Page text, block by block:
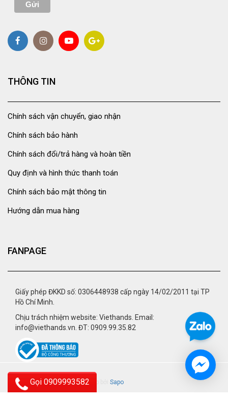
THÔNG TIN
Chính sách vận chuyển, giao nhận
Chính sách bảo hành
Chính sách đổi/trả hàng và hoàn tiền
Quy định và hình thức thanh toán
Chính sách bảo mật thông tin
Hướng dẫn mua hàng
FANPAGE
Giấy phép ĐKKD số: 0306448938 cấp ngày 14/02/2011 tại TP
Hồ Chí Minh.
Chịu trách nhiệm website: Viethands. Email:
info@viethands.vn. ĐT: 0909.99.35.82
© 2015 - viethands.vn.Cung cấp bởi Sapo
Gọi 0909993582